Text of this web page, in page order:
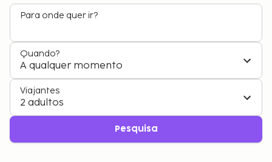
Para onde quer ir?
Quando?
A qualquer momento
Viajantes
2 adultos
Pesquisa